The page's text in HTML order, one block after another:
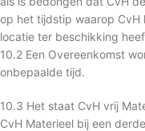
op het tijdstip waarop CvH
locatie ter beschikking
10.2 Een Overeenkomst
onbepaalde tijd.
10.3 Het staat CvH vrij
CvH Materieel bij een